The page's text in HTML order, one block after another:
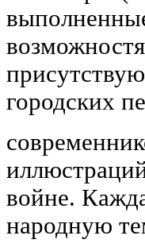
городских
войне.
народную